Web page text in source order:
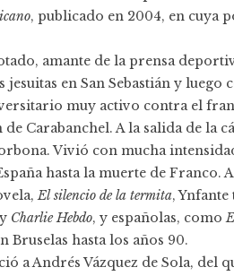
, publicado en 2004, en cuya
amante de la prensa
en San Sebastián y
muy activo contra el
Carabanchel. A la salida de la
Vivió con mucha
hasta la muerte de Franco.
El silencio de la termita,
Charlie Hebdo, y españolas, como
Bruselas hasta los años 90.
a Andrés Vázquez de Sola, del